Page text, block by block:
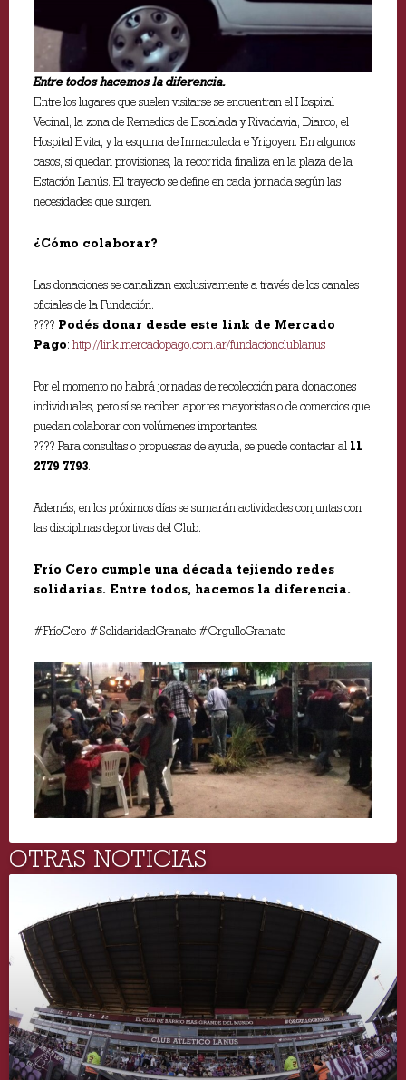
Entre todos hacemos la diferencia.
Entre los lugares que suelen visitarse se encuentran el Hospital
Vecinal, la zona de Remedios de Escalada y Rivadavia, Diarco, el
Hospital Evita, y la esquina de Inmaculada e Yrigoyen. En algunos
casos, si quedan provisiones, la recorrida finaliza en la plaza de la
Estación Lanús. El trayecto se define en cada jornada según las
necesidades que surgen.
¿Cómo colaborar?
Las donaciones se canalizan exclusivamente a través de los canales
oficiales de la Fundación.
???? Podés donar desde este link de Mercado
Pago:http://link.mercadopago.com.ar/fundacionclublanus
Por el momento no habrá jornadas de recolección para donaciones
individuales, pero sí se reciben aportes mayoristas o de comercios que
puedan colaborar con volúmenes importantes.
???? Para consultas o propuestas de ayuda, se puede contactar al 11
2779 7793.
Además, en los próximos días se sumarán actividades conjuntas con
las disciplinas deportivas del Club.
Frío Cero cumple una década tejiendo redes
solidarias. Entre todos, hacemos la diferencia.
#FríoCero #SolidaridadGranate #OrgulloGranate
OTRAS NOTICIAS